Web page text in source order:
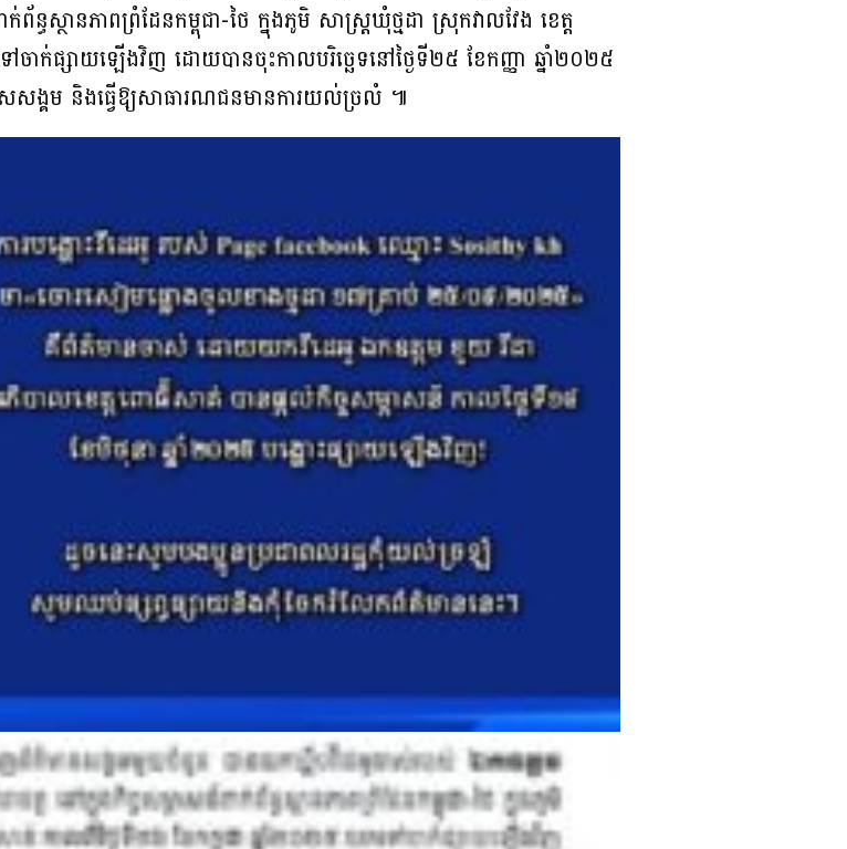
ស្ថានភាពព្រំដែនកម្ពុជា-ថៃ ក្នុងភូមិ សាស្ត្រឃុំថ្មដា ស្រុកវាលវែង ខេត្ត
ាក់ផ្សាយឡើងវិញ ដោយបានចុះកាលបរិច្ឆេទនៅថ្ងៃទី២៥ ខែកញ្ញា ឆ្នាំ២០២៥
គម និងធ្វើឱ្យសាធារណជនមានការយល់ច្រលំ ៕